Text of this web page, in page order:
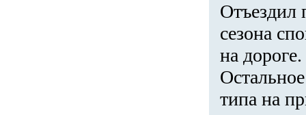
Отъездил
сезона
на
типа на